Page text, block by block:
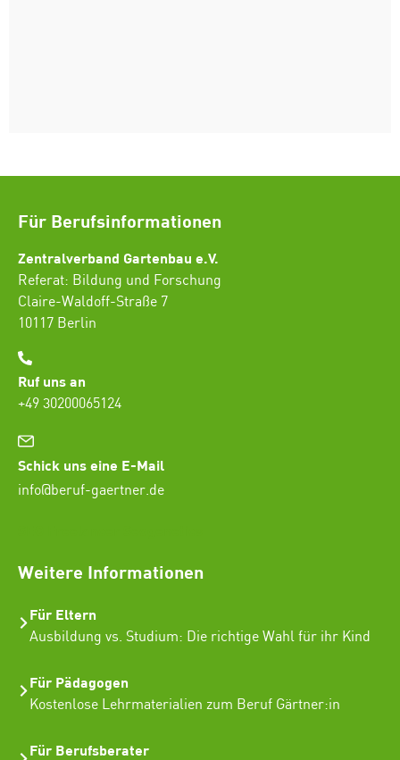
Für Berufsinformationen
Zentralverband Gartenbau e.V.
Referat: Bildung und Forschung
Claire-Waldoff-Straße 7
10117 Berlin
Ruf uns an
+49 30200065124
Schick uns eine E-Mail
info@beruf-gaertner.de
Weitere Informationen
Für Eltern
Ausbildung vs. Studium: Die richtige Wahl für ihr Kind
Für Pädagogen
Kostenlose Lehrmaterialien zum Beruf Gärtner:in
Für Berufsberater